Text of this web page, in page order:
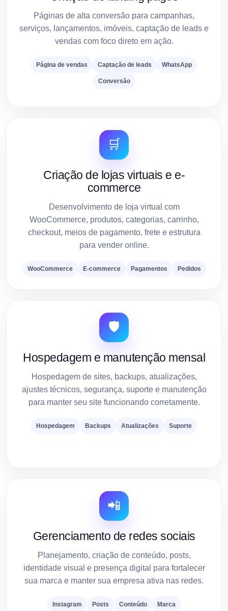
Páginas de alta conversão para campanhas,
serviços, lançamentos, imóveis, captação de leads e
vendas com foco direto em ação.
Página de vendas Captação de leads WhatsApp
Conversão
🛒
Criação de lojas virtuais e e-
commerce
Desenvolvimento de loja virtual com
WooCommerce, produtos, categorias, carrinho,
checkout, meios de pagamento, frete e estrutura
para vender online.
WooCommerce E-commerce Pagamentos Pedidos
🛡️
Hospedagem e manutenção mensal
Hospedagem de sites, backups, atualizações,
ajustes técnicos, segurança, suporte e manutenção
para manter seu site funcionando corretamente.
Hospedagem Backups Atualizações Suporte
📲
Gerenciamento de redes sociais
Planejamento, criação de conteúdo, posts,
identidade visual e presença digital para fortalecer
sua marca e manter sua empresa ativa nas redes.
Instagram Posts Conteúdo Marca